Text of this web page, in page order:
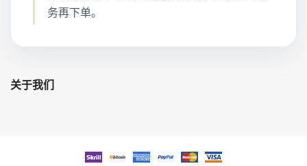
务再下单。
关于我们